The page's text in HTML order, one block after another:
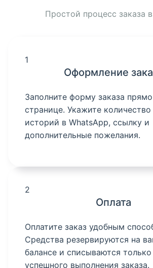
Простой процесс заказа
1
Оформление
Заполните форму заказа
странице. Укажите
историй в WhatsApp, ссылку и
дополнительные пожелания.
2
Оплата
Оплатите заказ удобным
Средства резервируются на
балансе и списываются
успешного выполнения заказа.